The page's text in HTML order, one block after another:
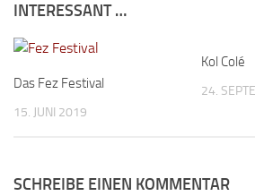
INTERESSANT …
Das Fez Festival
15. JUNI 2019
Kol Colé
24.
SCHREIBE EINEN KOMMENTAR